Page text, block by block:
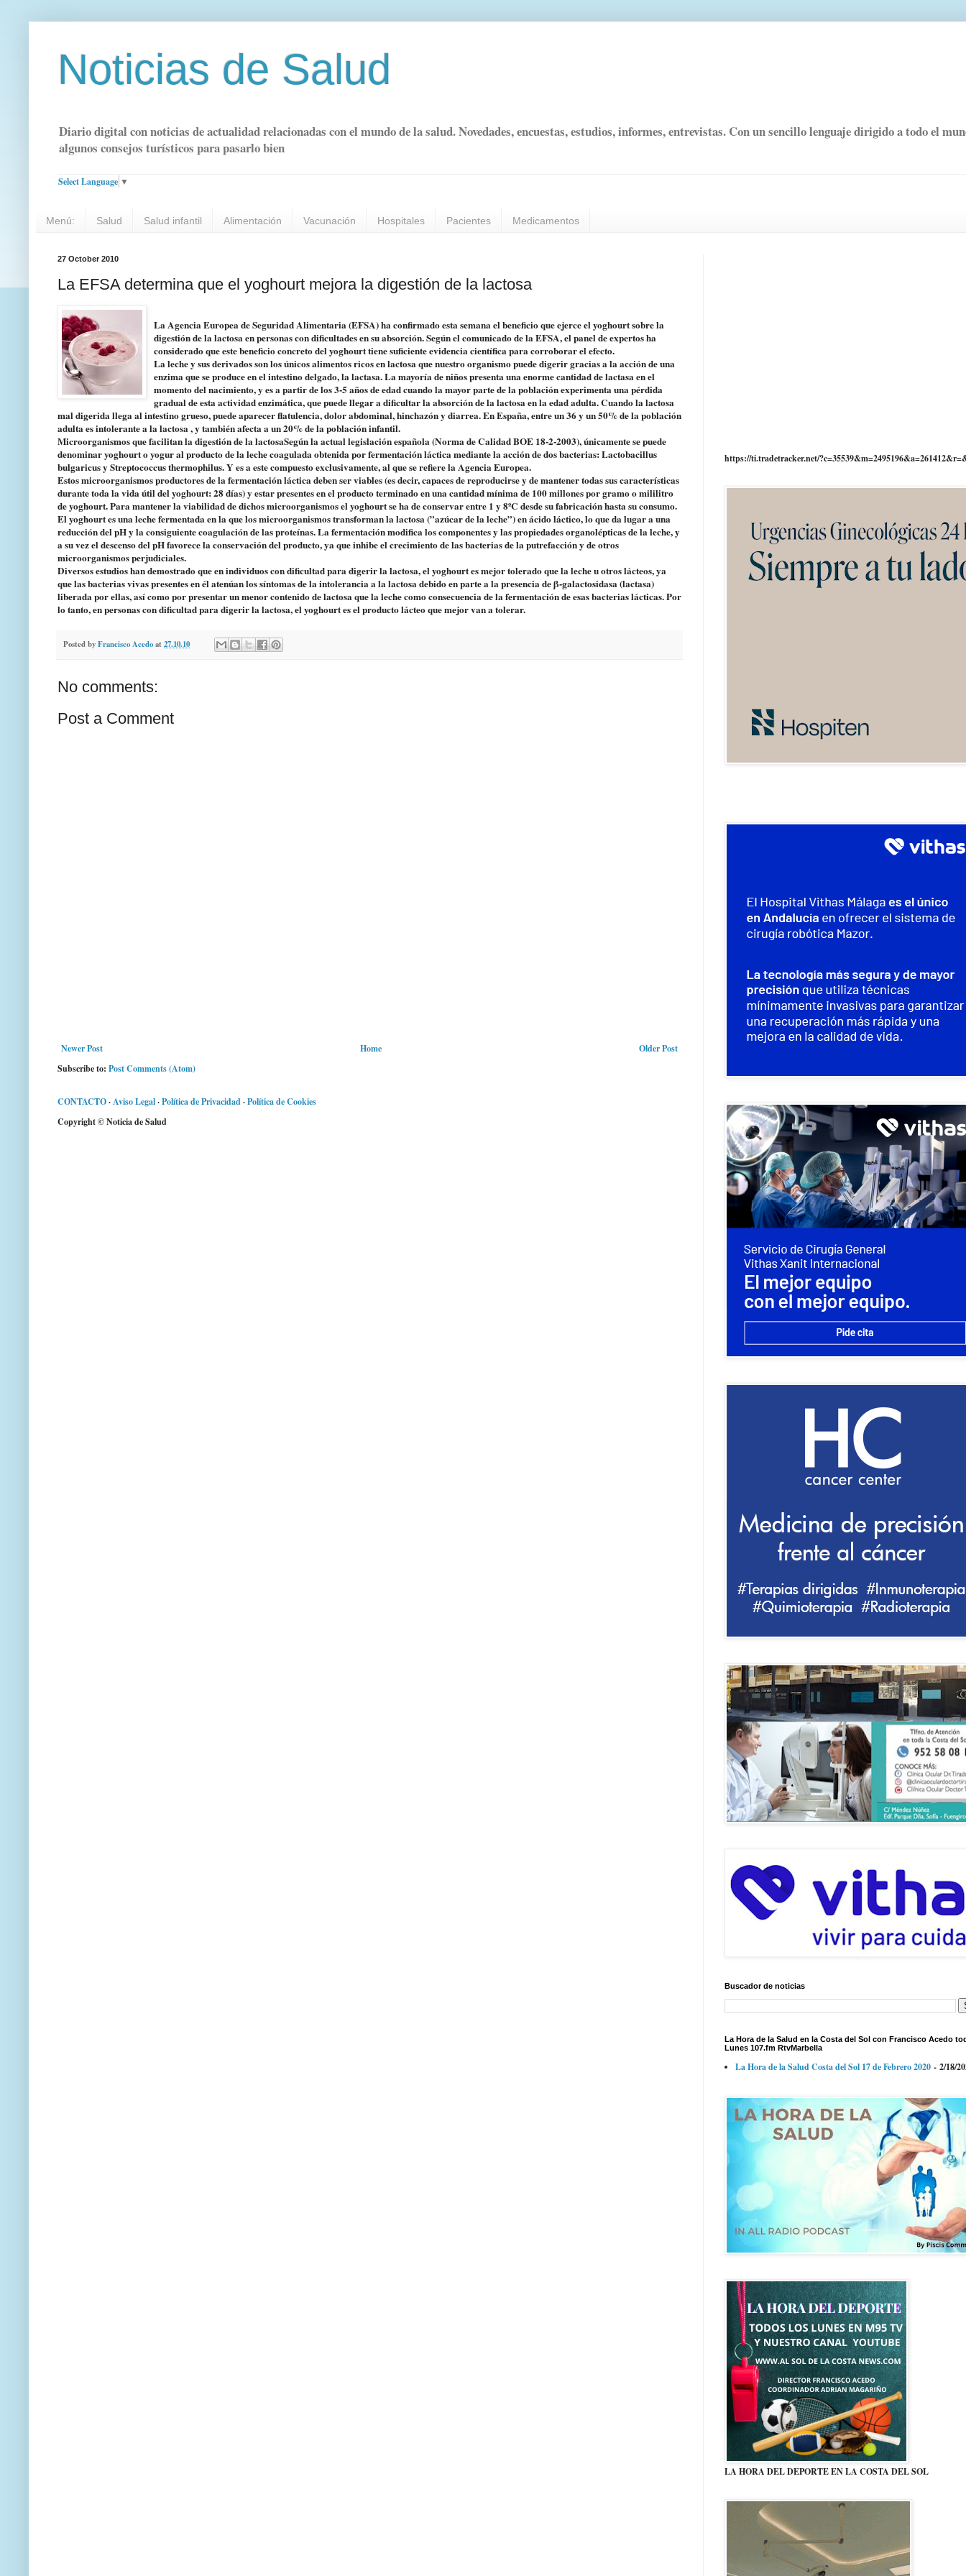
Noticias de Salud
Diario digital con noticias de actualidad relacionadas con el mundo de la salud. Novedades, encuestas, estudios, informes, entrevistas. Con un sencillo lenguaje dirigido a todo el
algunos consejos turísticos para pasarlo bien
Select Language ▼
Menú: Salud Salud infantil Alimentación Vacunación Hospitales Pacientes Medicamentos
27 October 2010
La EFSA determina que el yoghourt mejora la digestión de la lactosa
La Agencia Europea de Seguridad Alimentaria (EFSA) ha confirmado esta semana el beneficio que ejerce el yoghourt sobre la
digestión de la lactosa en personas con dificultades en su absorción. Según el comunicado de la EFSA, el panel de expertos ha
considerado que este beneficio concreto del yoghourt tiene suficiente evidencia científica para corroborar el efecto.
La leche y sus derivados son los únicos alimentos ricos en lactosa que nuestro organismo puede digerir gracias a la acción de una
enzima que se produce en el intestino delgado, la lactasa. La mayoría de niños presenta una enorme cantidad de lactasa en el
momento del nacimiento, y es a partir de los 3-5 años de edad cuando la mayor parte de la población experimenta una pérdida
gradual de esta actividad enzimática, que puede llegar a dificultar la absorción de la lactosa en la edad adulta. Cuando la lactosa
mal digerida llega al intestino grueso, puede aparecer flatulencia, dolor abdominal, hinchazón y diarrea. En España, entre un 36 y un 50% de la población
adulta es intolerante a la lactosa , y también afecta a un 20% de la población infantil.
Microorganismos que facilitan la digestión de la lactosaSegún la actual legislación española (Norma de Calidad BOE 18-2-2003), únicamente se puede
denominar yoghourt o yogur al producto de la leche coagulada obtenida por fermentación láctica mediante la acción de dos bacterias: Lactobacillus
bulgaricus y Streptococcus thermophilus. Y es a este compuesto exclusivamente, al que se refiere la Agencia Europea.
Estos microorganismos productores de la fermentación láctica deben ser viables (es decir, capaces de reproducirse y de mantener todas sus características
durante toda la vida útil del yoghourt: 28 días) y estar presentes en el producto terminado en una cantidad mínima de 100 millones por gramo o mililitro
de yoghourt. Para mantener la viabilidad de dichos microorganismos el yoghourt se ha de conservar entre 1 y 8ºC desde su fabricación hasta su consumo.
El yoghourt es una leche fermentada en la que los microorganismos transforman la lactosa (”azúcar de la leche”) en ácido láctico, lo que da lugar a una
reducción del pH y la consiguiente coagulación de las proteínas. La fermentación modifica los componentes y las propiedades organolépticas de la leche, y
a su vez el descenso del pH favorece la conservación del producto, ya que inhibe el crecimiento de las bacterias de la putrefacción y de otros
microorganismos perjudiciales.
Diversos estudios han demostrado que en individuos con dificultad para digerir la lactosa, el yoghourt es mejor tolerado que la leche u otros lácteos, ya
que las bacterias vivas presentes en él atenúan los síntomas de la intolerancia a la lactosa debido en parte a la presencia de β-galactosidasa (lactasa)
liberada por ellas, así como por presentar un menor contenido de lactosa que la leche como consecuencia de la fermentación de esas bacterias lácticas. Por
lo tanto, en personas con dificultad para digerir la lactosa, el yoghourt es el producto lácteo que mejor van a tolerar.
Posted byFrancisco Acedoat 27.10.10
No comments:
Post a Comment
Newer Post Older Post
Home
Subscribe to: Post Comments (Atom)
CONTACTO·Aviso Legal·Política de Privacidad·Política de Cookies
Copyright © Noticia de Salud
https://ti.tradetracker.net/
Buscador de noticias
La Hora de la Salud en la Costa del Sol con Francisco Acedo
Lunes 107.fm RtvMarbella
La Hora de la Salud Costa del Sol 17 de Febrero 2020 - 2/18/
LA HORA DEL DEPORTE EN LA COSTA DEL SOL